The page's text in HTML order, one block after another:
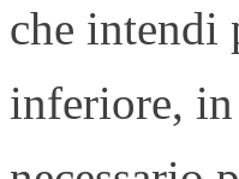
che intendi
inferiore,